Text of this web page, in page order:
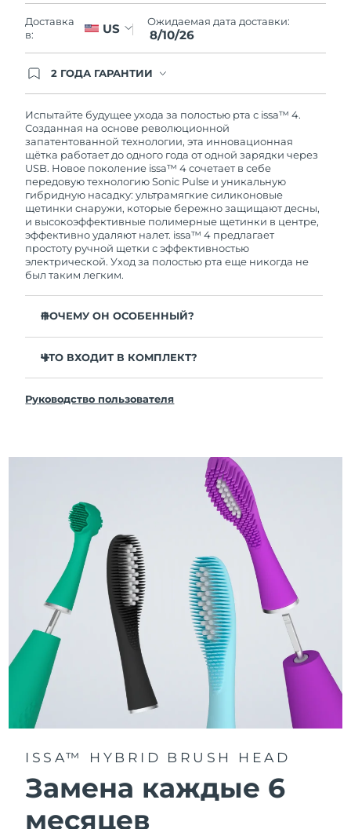
Доставка
в:
US Ожидаемая дата доставки:
8/10/26
2 ГОДА ГАРАНТИИ
Это означает, что если в течение 2-х лет со дня
покупки с продуктом возникнут проблемы,
FOREO заменит его бесплатно.
Испытайте будущее ухода за полостью рта с issa™ 4.
Созданная на основе революционной
запатентованной технологии, эта инновационная
щётка работает до одного года от одной зарядки через
USB. Новое поколение issa™ 4 сочетает в себе
передовую технологию Sonic Pulse и уникальную
гибридную насадку: ультрамягкие силиконовые
щетинки снаружи, которые бережно защищают десны,
и высокоэффективные полимерные щетинки в центре,
эффективно удаляют налет. issa™ 4 предлагает
простоту ручной щетки с эффективностью
электрической. Уход за полостью рта еще никогда не
был таким легким.
ПОЧЕМУ ОН ОСОБЕННЫЙ?
рта улучшается на 140% всего за 1 месяц.
Клинически доказано, что issa™ 4 удаляет на 30%
Гибридная насадка служит в 2 раза дольше -
требуется замена всего 1 раз в 6 месяцев.
3 режима чистки: Deep Clean, Whitening и Sensitive.
Технология Sonic Pulse обеспечивает 11 000
пульсаций в минуту для глубокого и бережного
очищения всей полости рта.
Получите доступ к индивидуальным режимам
чистки через приложение FOREO For You.
ЧТО ВХОДИТ В КОМПЛЕКТ?
Кабель для зарядки USB
Инструкция пользователя issa™
Руководство пользователя
ISSA™ HYBRID BRUSH HEAD
Замена каждые 6
месяцев